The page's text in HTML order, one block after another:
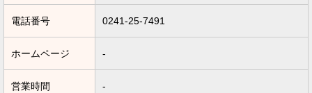
電話番号 0241-25-7491
ホームページ -
営業時間 -